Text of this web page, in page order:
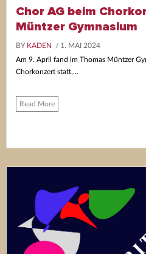
Chor AG beim
Müntzer Gymnasium
BY KADEN
/ 1. MAI 2024
Am 9. April fand im Thomas Müntzer
Chorkonzert statt,...
Read More